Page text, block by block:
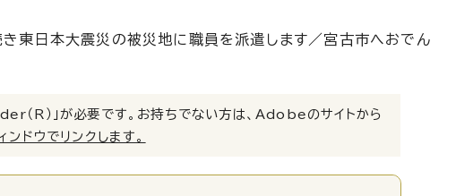
東日本大震災の被災地に職員を派遣します／宮古市へおでん
（R）」が必要です。お持ちでない方は、Adobeのサイトから
ドウでリンクします。